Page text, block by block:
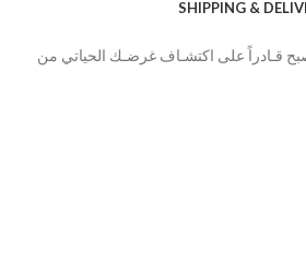
SHIPPING &
قـادراً على اكتشـاف غرضـك الحياتي من